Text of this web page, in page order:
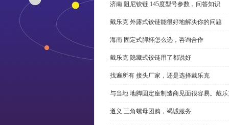
济南 阻尼铰链 145度型号参数，问答知识
戴乐克 外露式铰链能很好地解决你的问题
海南 固定式脚杯怎么选，咨询合作
戴乐克 隐藏式铰链用了都说好
找遍所有 接头厂家，还是选择戴乐克
与当地 地脚固定座制造商见面很容易。戴
遵义 三角螺母团购，竭诚服务